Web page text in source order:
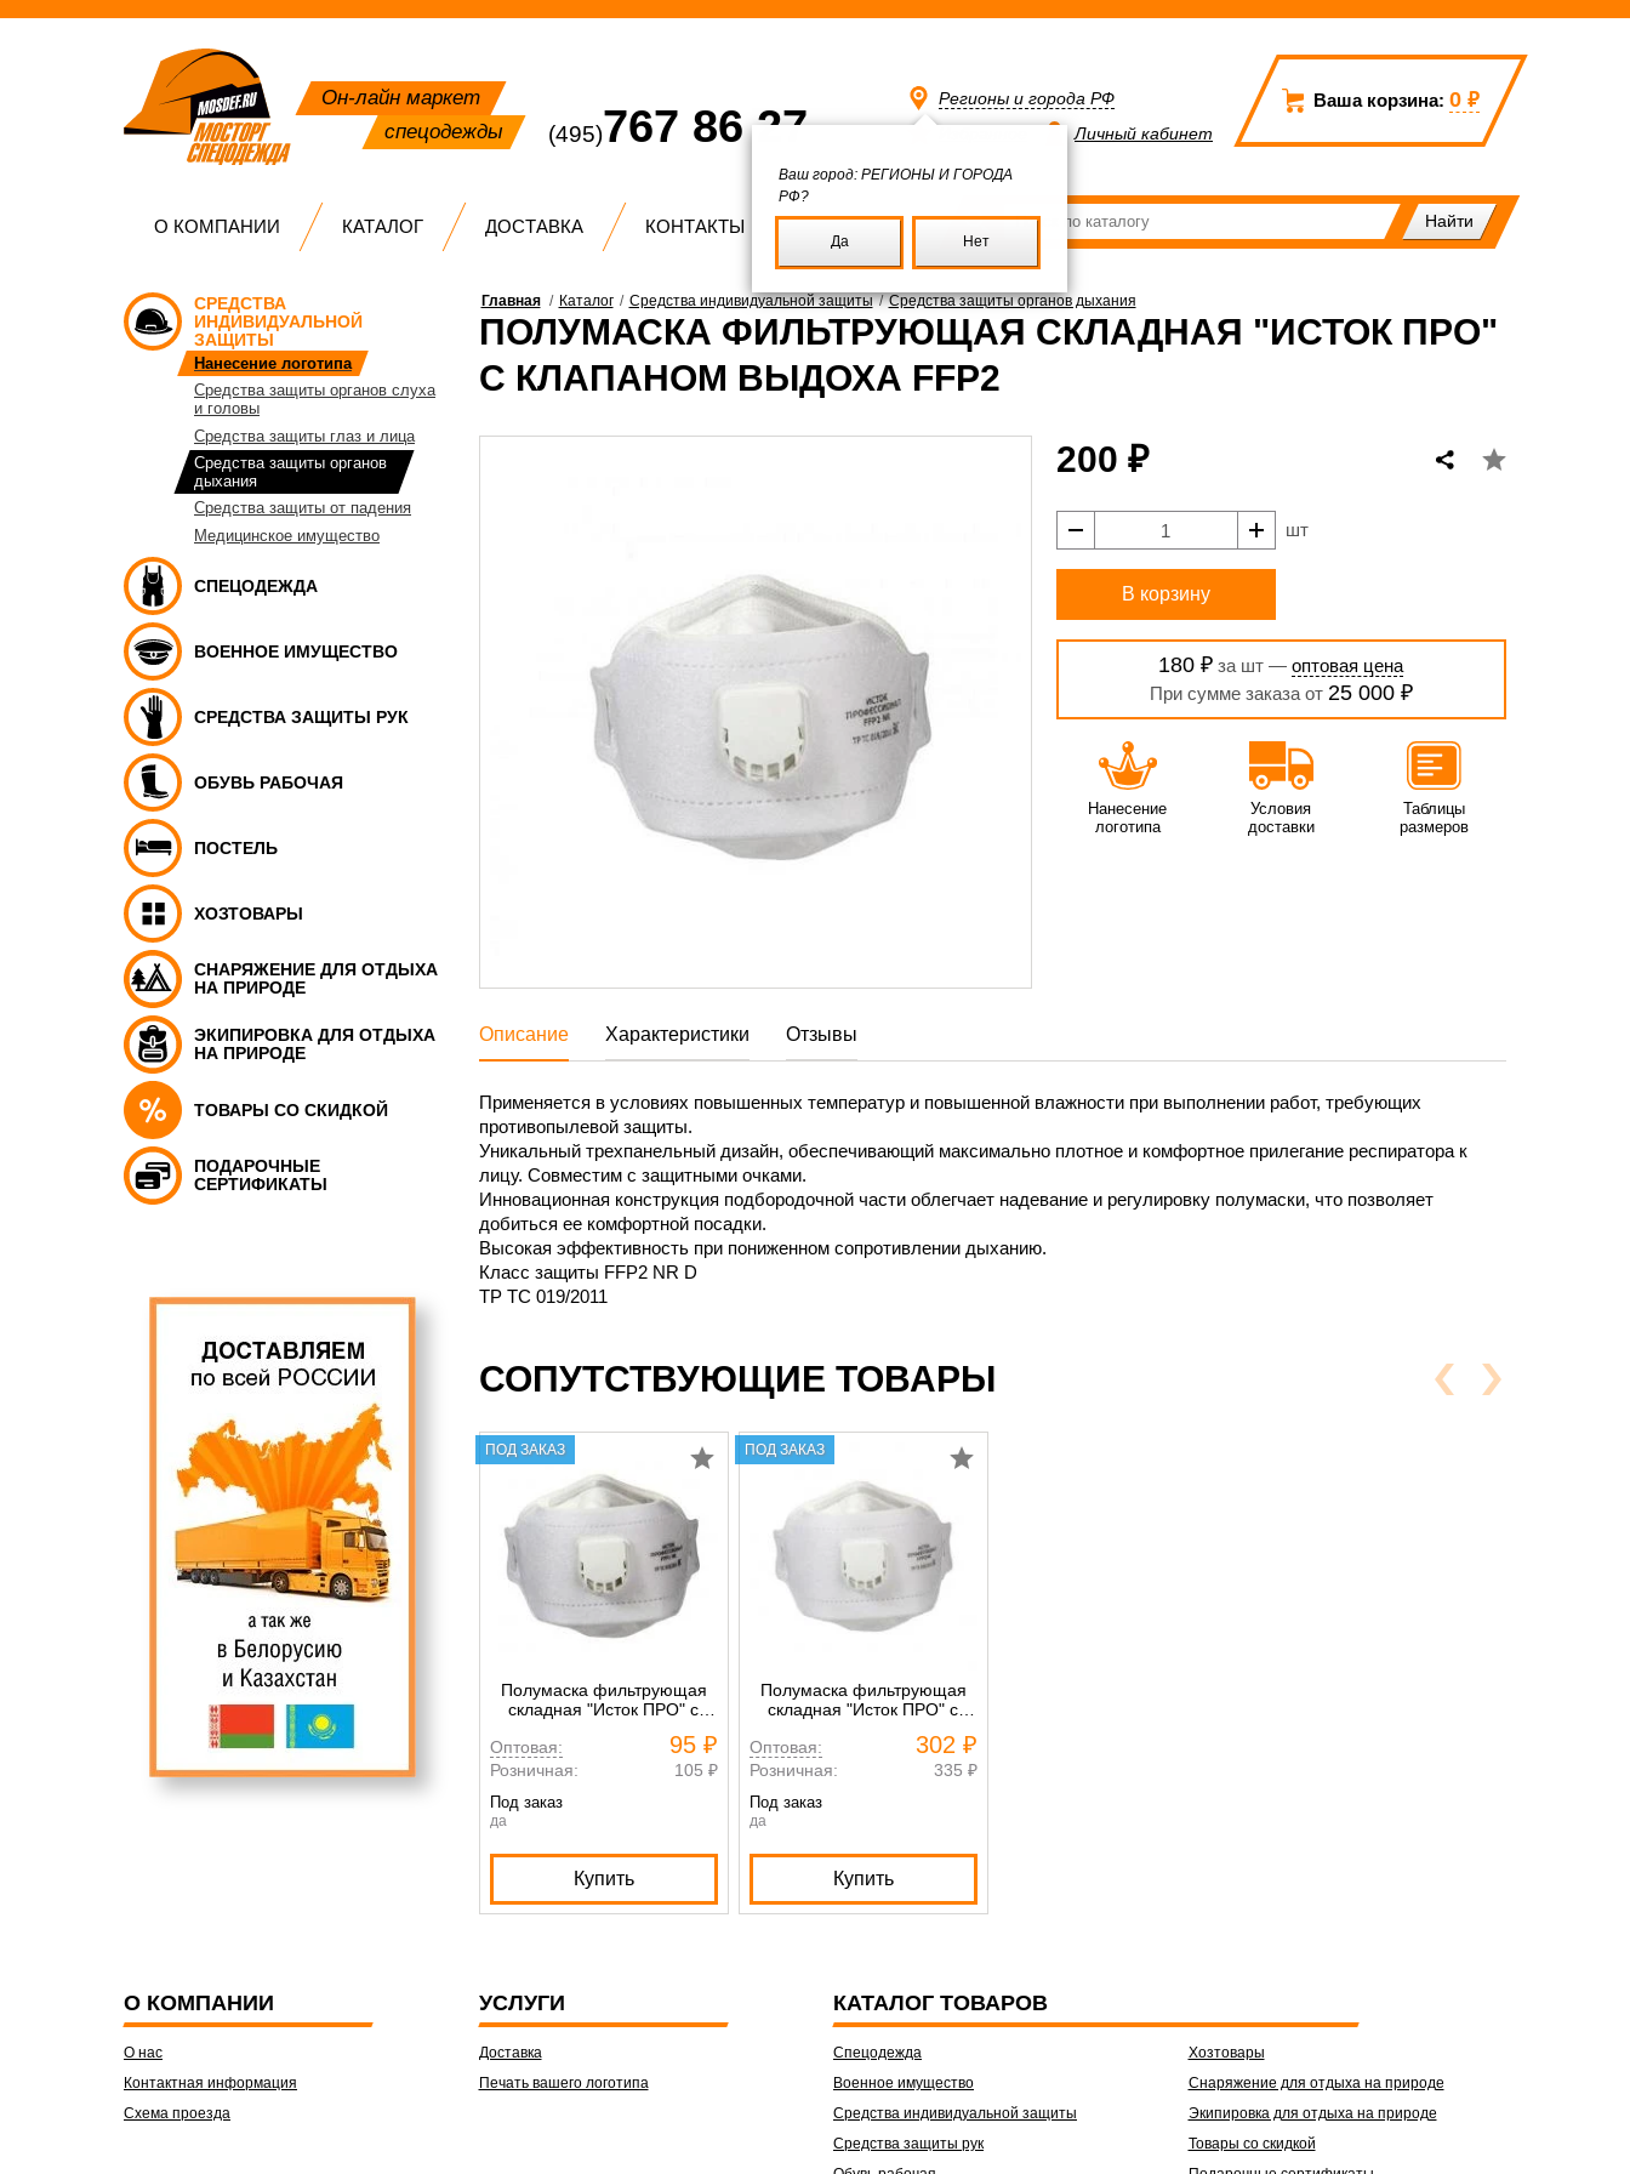
Он-лайн маркет
спецодежды
(495)767 86 27
Ваша корзина: 0 ₽
Регионы и города РФ
Ваш город: РЕГИОНЫ И ГОРОДА
РФ?
Да Нет
Личный кабинет
О КОМПАНИИ КАТАЛОГ ДОСТАВКА КОНТАКТЫ
СРЕДСТВА
ИНДИВИДУАЛЬНОЙ
ЗАЩИТЫ
Нанесение логотипа
Средства защиты органов слуха
и головы
Средства защиты глаз и лица
Средства защиты органов
дыхания
Средства защиты от падения
Медицинское имущество
СПЕЦОДЕЖДА
ВОЕННОЕ ИМУЩЕСТВО
СРЕДСТВА ЗАЩИТЫ РУК
ОБУВЬ РАБОЧАЯ
ПОСТЕЛЬ
ХОЗТОВАРЫ
СНАРЯЖЕНИЕ ДЛЯ ОТДЫХА
НА ПРИРОДЕ
ЭКИПИРОВКА ДЛЯ ОТДЫХА
НА ПРИРОДЕ
ТОВАРЫ СО СКИДКОЙ
ПОДАРОЧНЫЕ
СЕРТИФИКАТЫ
Главная / Каталог / Средства индивидуальной защиты/Средства защиты органов дыхания
ПОЛУМАСКА ФИЛЬТРУЮЩАЯ СКЛАДНАЯ "ИСТОК ПРО"
С КЛАПАНОМ ВЫДОХА FFP2
200 ₽
шт
В корзину
180 ₽ за шт —оптовая цена
При сумме заказа от 25 000 ₽
Описание Характеристики Отзывы
Применяется в условиях повышенных температур и повышенной влажности при выполнении работ, требующих
противопылевой защиты.
Уникальный трехпанельный дизайн, обеспечивающий максимально плотное и комфортное прилегание респиратора к
лицу. Совместим с защитными очками.
Инновационная конструкция подбородочной части облегчает надевание и регулировку полумаски, что позволяет
добиться ее комфортной посадки.
Высокая эффективность при пониженном сопротивлении дыханию.
Класс защиты FFP2 NR D
ТР ТС 019/2011
Нанесение
логотипа
Условия
доставки
Таблицы
размеров
СОПУТСТВУЮЩИЕ ТОВАРЫ
ПОД ЗАКАЗ
Полумаска фильтрующая
складная "Исток ПРО" с
Оптовая:
95 ₽
Розничная: 105 ₽
Под заказ
да
Купить
ПОД ЗАКАЗ
Полумаска фильтрующая
складная "Исток ПРО" с
Оптовая:
302 ₽
Розничная: 335 ₽
Под заказ
да
Купить
О КОМПАНИИ
О нас
Контактная информация
Схема проезда
УСЛУГИ
Доставка
Печать вашего логотипа
КАТАЛОГ ТОВАРОВ
Спецодежда
Военное имущество
Средства индивидуальной защиты
Средства защиты рук
Хозтовары
Снаряжение для отдыха на природе
Экипировка для отдыха на природе
Товары со скидкой